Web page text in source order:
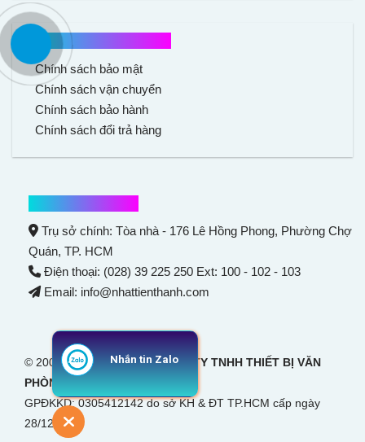
Chính sách mua hàng
Chính sách bảo mật
Chính sách vận chuyển
Chính sách bảo hành
Chính sách đổi trả hàng
Trụ sở chính: Tòa nhà - 176 Lê Hồng Phong, Phường Chợ
Quán, TP. HCM
Điện thoại: (028) 39 225 250 Ext: 100 - 102 - 103
Email: info@nhattienthanh.com
© 2007 Bản quyền thuộc CÔNG TY TNHH THIẾT BỊ VĂN
PHÒNG NHẬT TIẾN THANH
GPĐKKD: 0305412142 do sở KH & ĐT TP.HCM cấp ngày
28/12/2007
Nhắn tin Zalo